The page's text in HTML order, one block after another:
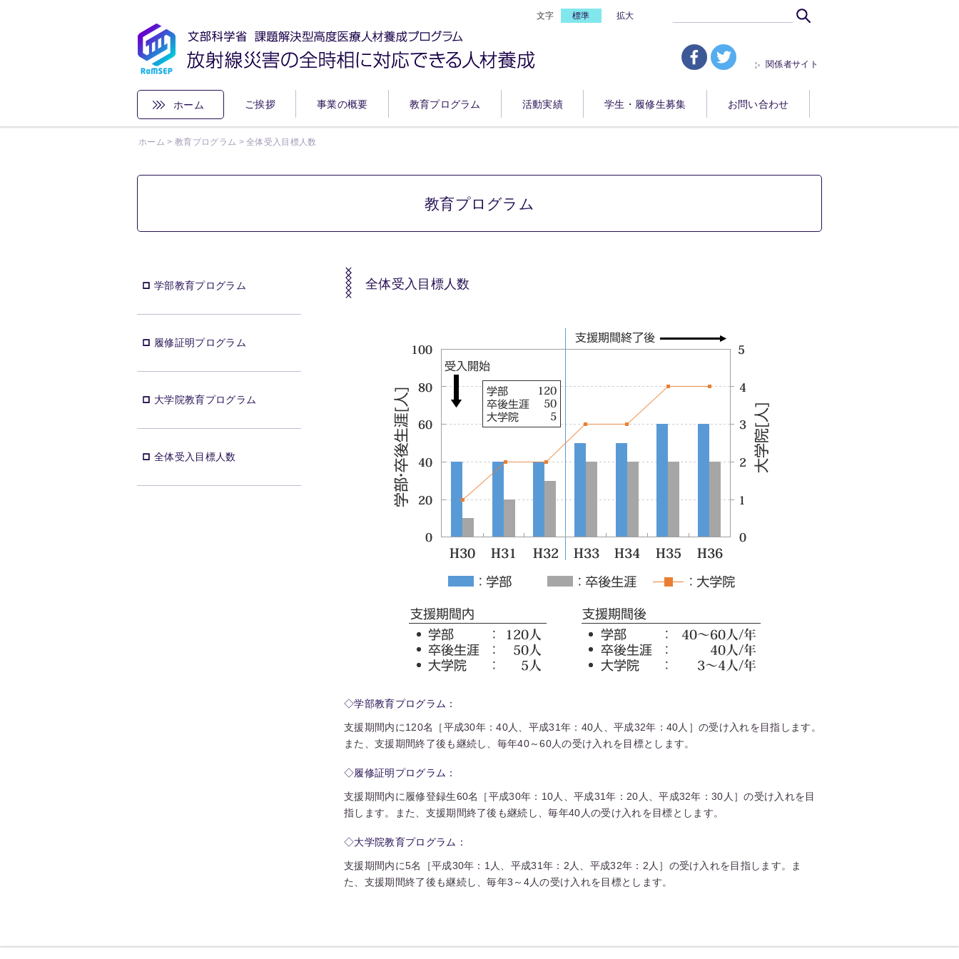
文字 標準 拡大
関係者サイト
ホーム ご挨拶 事業の概要 教育プログラム 活動実績 学生・履修生募集 お問い合わせ
ホーム > 教育プログラム >全体受入目標人数
教育プログラム
学部教育プログラム
履修証明プログラム
大学院教育プログラム
全体受入目標人数
全体受入目標人数
◇学部教育プログラム：
支援期間内に120名［平成30年：40人、平成31年：40人、平成32年：40人］の受け入れを目指します。
また、支援期間終了後も継続し、毎年40～60人の受け入れを目標とします。
◇履修証明プログラム：
支援期間内に履修登録生60名［平成30年：10人、平成31年：20人、平成32年：30人］の受け入れを目
指します。また、支援期間終了後も継続し、毎年40人の受け入れを目標とします。
◇大学院教育プログラム：
支援期間内に5名［平成30年：1人、平成31年：2人、平成32年：2人］の受け入れを目指します。ま
た、支援期間終了後も継続し、毎年3～4人の受け入れを目標とします。